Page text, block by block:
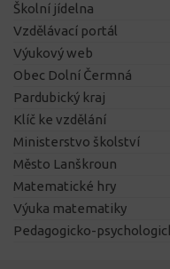
Školní jídelna
Vzdělávací portál
Výukový web
Obec Dolní Čermná
Pardubický kraj
Klíč ke vzdělání
Ministerstvo školství
Město Lanškroun
Matematické hry
Výuka matematiky
Pedagogicko-